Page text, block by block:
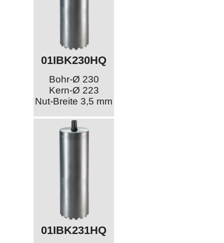
01IBK230HQ
Bohr-Ø 230
Kern-Ø 223
Nut-Breite 3,5 mm
01IBK231HQ